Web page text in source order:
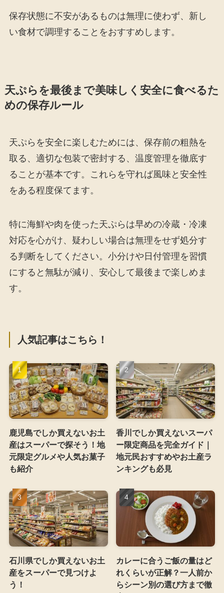
保存状態に不安があるものは無理に使わず、新し
い食材で調理することをおすすめします。
天ぷらを最後まで美味しく安全に食べるた
めの保存ルール
天ぷらを安全に楽しむためには、保存前の粗熱を
取る、適切な包装で密封する、温度管理を徹底す
ることが基本です。これらを守れば風味と安全性
をある程度保てます。
特に海鮮や肉を使った天ぷらは早めの冷蔵・冷凍
対応を心がけ、疑わしい場合は無理をせず処分す
る判断をしてください。小分けや日付管理を習慣
にすると無駄が減り、安心して最後まで楽しめま
す。
人気記事はこちら！
鹿児島でしか買えないお土
産はスーパーで探そう！地
元限定グルメや人気お菓子
も紹介
香川でしか買えないスーパ
ー限定商品を完全ガイド｜
地元民おすすめやお土産ラ
ンキングも必見
石川県でしか買えないお土
産をスーパーで見つけよ
う！
カレーに合うご飯の量はど
れくらいが正解？一人前か
らシーン別の選び方まで徹